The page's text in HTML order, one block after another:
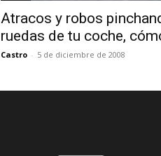
Atracos y robos
ruedas de tu coche,
Castro - 5 de diciembre de 2008